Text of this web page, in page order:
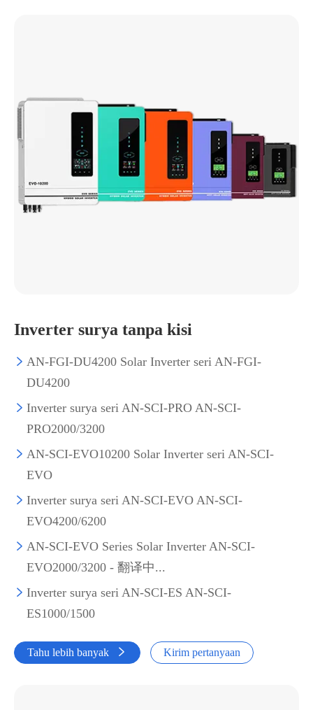
Inverter surya tanpa kisi
 AN-FGI-DU4200 Solar Inverter seri AN-FGI-
DU4200
 Inverter surya seri AN-SCI-PRO AN-SCI-
PRO2000/3200
 AN-SCI-EVO10200 Solar Inverter seri AN-SCI-
EVO
 Inverter surya seri AN-SCI-EVO AN-SCI-
EVO4200/6200
 AN-SCI-EVO Series Solar Inverter AN-SCI-
EVO2000/3200 - 翻译中...
 Inverter surya seri AN-SCI-ES AN-SCI-
ES1000/1500
Tahu lebih banyak  Kirim pertanyaan